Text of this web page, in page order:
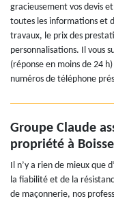
gracieusement vos devis
toutes les informations et
travaux, le prix des
personnalisations. Il vous
(réponse en moins de 24
numéros de téléphone
Groupe Claude
propriété à
Il n’y a rien de mieux que
la fiabilité et de la
de maçonnerie, nos